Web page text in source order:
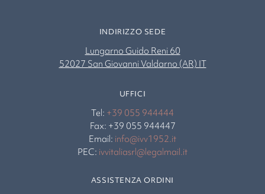
INDIRIZZO SEDE
Lungarno Guido Reni 60
52027 San Giovanni Valdarno (AR) IT
UFFICI
Tel: +39 055 944444
Fax: +39 055 944447
Email: info@ivv1952.it
PEC: ivvitaliasrl@legalmail.it
ASSISTENZA ORDINI